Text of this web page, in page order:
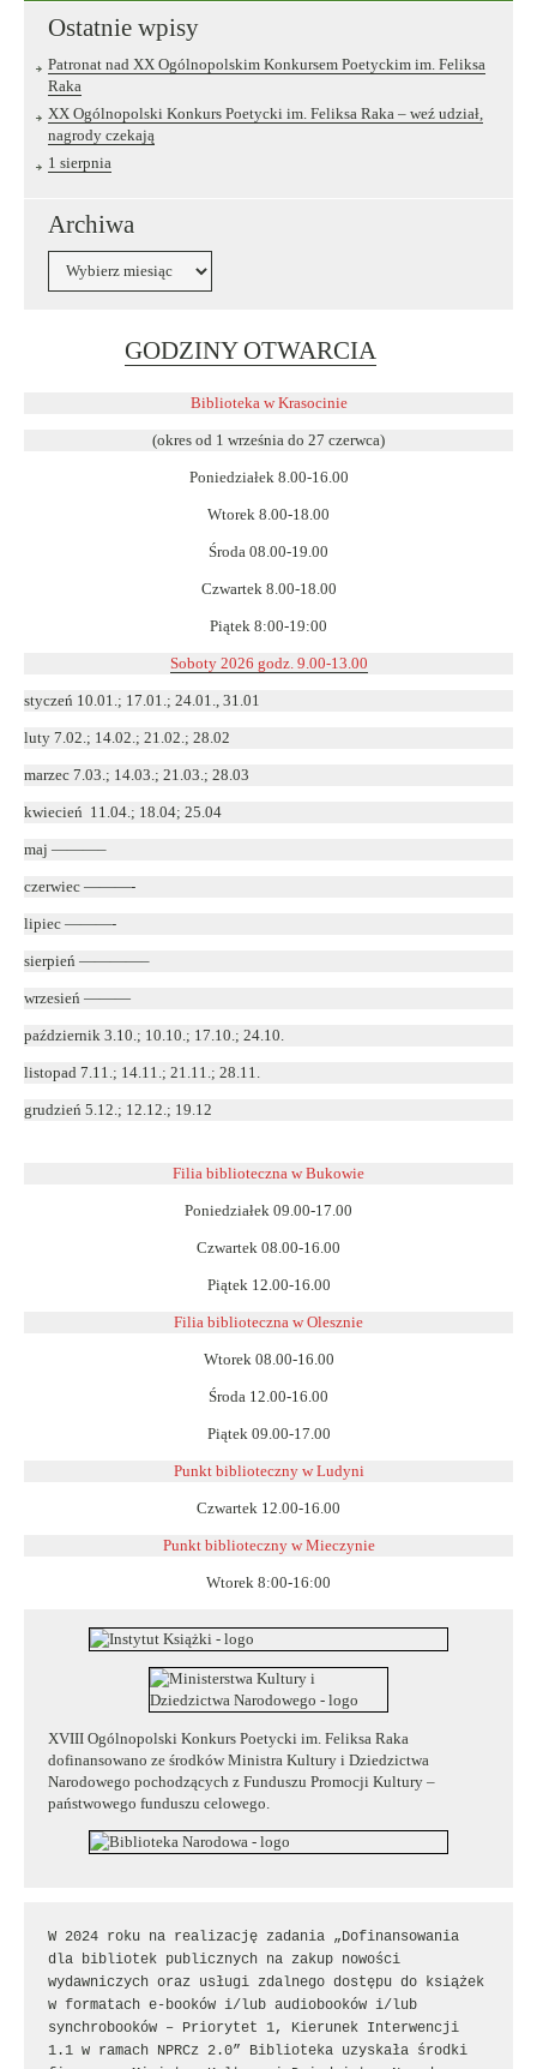
Ostatnie wpisy
Patronat nad XX Ogólnopolskim Konkursem Poetyckim im. Feliksa
Raka
XX Ogólnopolski Konkurs Poetycki im. Feliksa Raka – weź udział,
nagrody czekają
1 sierpnia
Archiwa
GODZINY OTWARCIA
w
Biblioteka w Krasocinie
(okres od 1 września do 27 czerwca)
Poniedziałek 8.00-16.00
Wtorek 8.00-18.00
Środa 08.00-19.00
Czwartek 8.00-18.00
Piątek 8:00-19:00
Soboty 2026 godz. 9.00-13.00
styczeń 10.01.; 17.01.; 24.01., 31.01
luty 7.02.; 14.02.; 21.02.; 28.02
marzec 7.03.; 14.03.; 21.03.; 28.03
kwiecień 11.04.; 18.04; 25.04
maj ———–
czerwiec ———-
lipiec ———-
sierpień ————–
wrzesień ———
październik 3.10.; 10.10.; 17.10.; 24.10.
listopad 7.11.; 14.11.; 21.11.; 28.11.
grudzień 5.12.; 12.12.; 19.12
Filia biblioteczna w Bukowie
Poniedziałek 09.00-17.00
Czwartek 08.00-16.00
Piątek 12.00-16.00
Filia biblioteczna w Olesznie
Wtorek 08.00-16.00
Środa 12.00-16.00
Piątek 09.00-17.00
Punkt biblioteczny w Ludyni
Czwartek 12.00-16.00
Punkt biblioteczny w Mieczynie
Wtorek 8:00-16:00
XVIII Ogólnopolski Konkurs Poetycki im. Feliksa Raka
dofinansowano ze środków Ministra Kultury i Dziedzictwa
Narodowego pochodzących z Funduszu Promocji Kultury –
państwowego funduszu celowego.
W 2024 roku na realizację zadania „Dofinansowania
dla bibliotek publicznych na zakup nowości
wydawniczych oraz usługi zdalnego dostępu do książek
w formatach e-booków i/lub audiobooków i/lub
synchrobooków – Priorytet 1, Kierunek Interwencji
1.1 w ramach NPRCz 2.0” Biblioteka uzyskała środki